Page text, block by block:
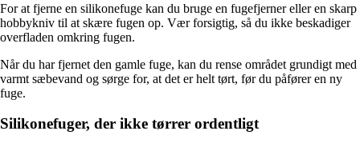
For at fjerne en silikonefuge kan du bruge en fugefjerner eller en skarp
hobbykniv til at skære fugen op. Vær forsigtig, så du ikke beskadiger
overfladen omkring fugen.
Når du har fjernet den gamle fuge, kan du rense området grundigt med
varmt sæbevand og sørge for, at det er helt tørt, før du påfører en ny
fuge.
Silikonefuger, der ikke tørrer ordentligt